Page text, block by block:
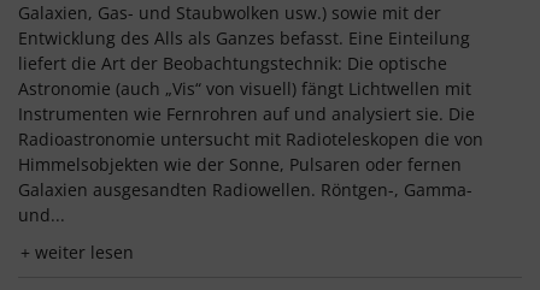
Galaxien, Gas- und Staubwolken usw.) sowie mit der
Entwicklung des Alls als Ganzes befasst. Eine Einteilung
liefert die Art der Beobachtungstechnik: Die optische
Astronomie (auch „Vis“ von visuell) fängt Lichtwellen mit
Instrumenten wie Fernrohren auf und analysiert sie. Die
Radioastronomie untersucht mit Radioteleskopen die von
Himmelsobjekten wie der Sonne, Pulsaren oder fernen
Galaxien ausgesandten Radiowellen. Röntgen-, Gamma-
und...
weiter lesen